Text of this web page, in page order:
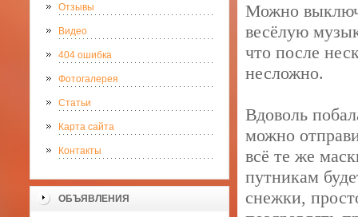
Отзывы
Видео
404 ошибка
Фотогалерея
Статьи
Карта сайта
Контакты
ОБЪЯВЛЕНИЯ
Можно
весёлую
что после
несложно.
Вдоволь
можно
всё те же
путникам
снежки,